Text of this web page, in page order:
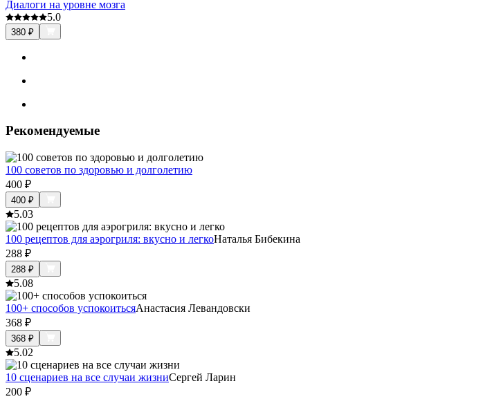
Диалоги на уровне мозга
5.0
380 ₽
Рекомендуемые
100 советов по здоровью и долголетию
400 ₽
400 ₽
5.03
100 рецептов для аэрогриля: вкусно и легкоНаталья Бибекина
288 ₽
288 ₽
5.08
100+ способов успокоитьсяАнастасия Левандовски
368 ₽
368 ₽
5.02
10 сценариев на все случаи жизниСергей Ларин
200 ₽